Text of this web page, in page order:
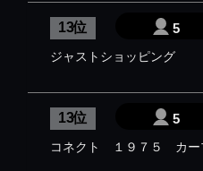
13 位 5
ジャストショッピング
13 位 5
コネクト １９７５ カー